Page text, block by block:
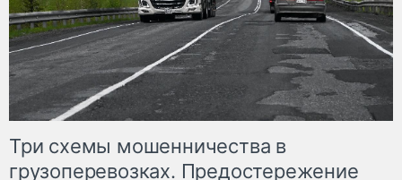
Три схемы мошенничества в
грузоперевозках. Предостережение